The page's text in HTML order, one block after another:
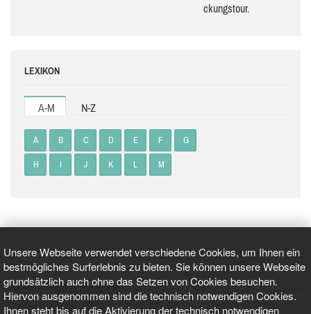
Unsere Webseite verwendet verschiedene Cookies, um Ihnen ein
bestmögliches Surferlebnis zu bieten. Sie können unsere Webseite
grundsätzlich auch ohne das Setzen von Cookies besuchen.
Hiervon ausgenommen sind die technisch notwendigen Cookies.
Ihnen steht bis auf die Aktivierung der technisch notwendigen
ckungs­tour.
LEXIKON
A-M N-Z
A B C D E F G
H I J K L M
GEPRÜFT UND ZERTIFIZIERT